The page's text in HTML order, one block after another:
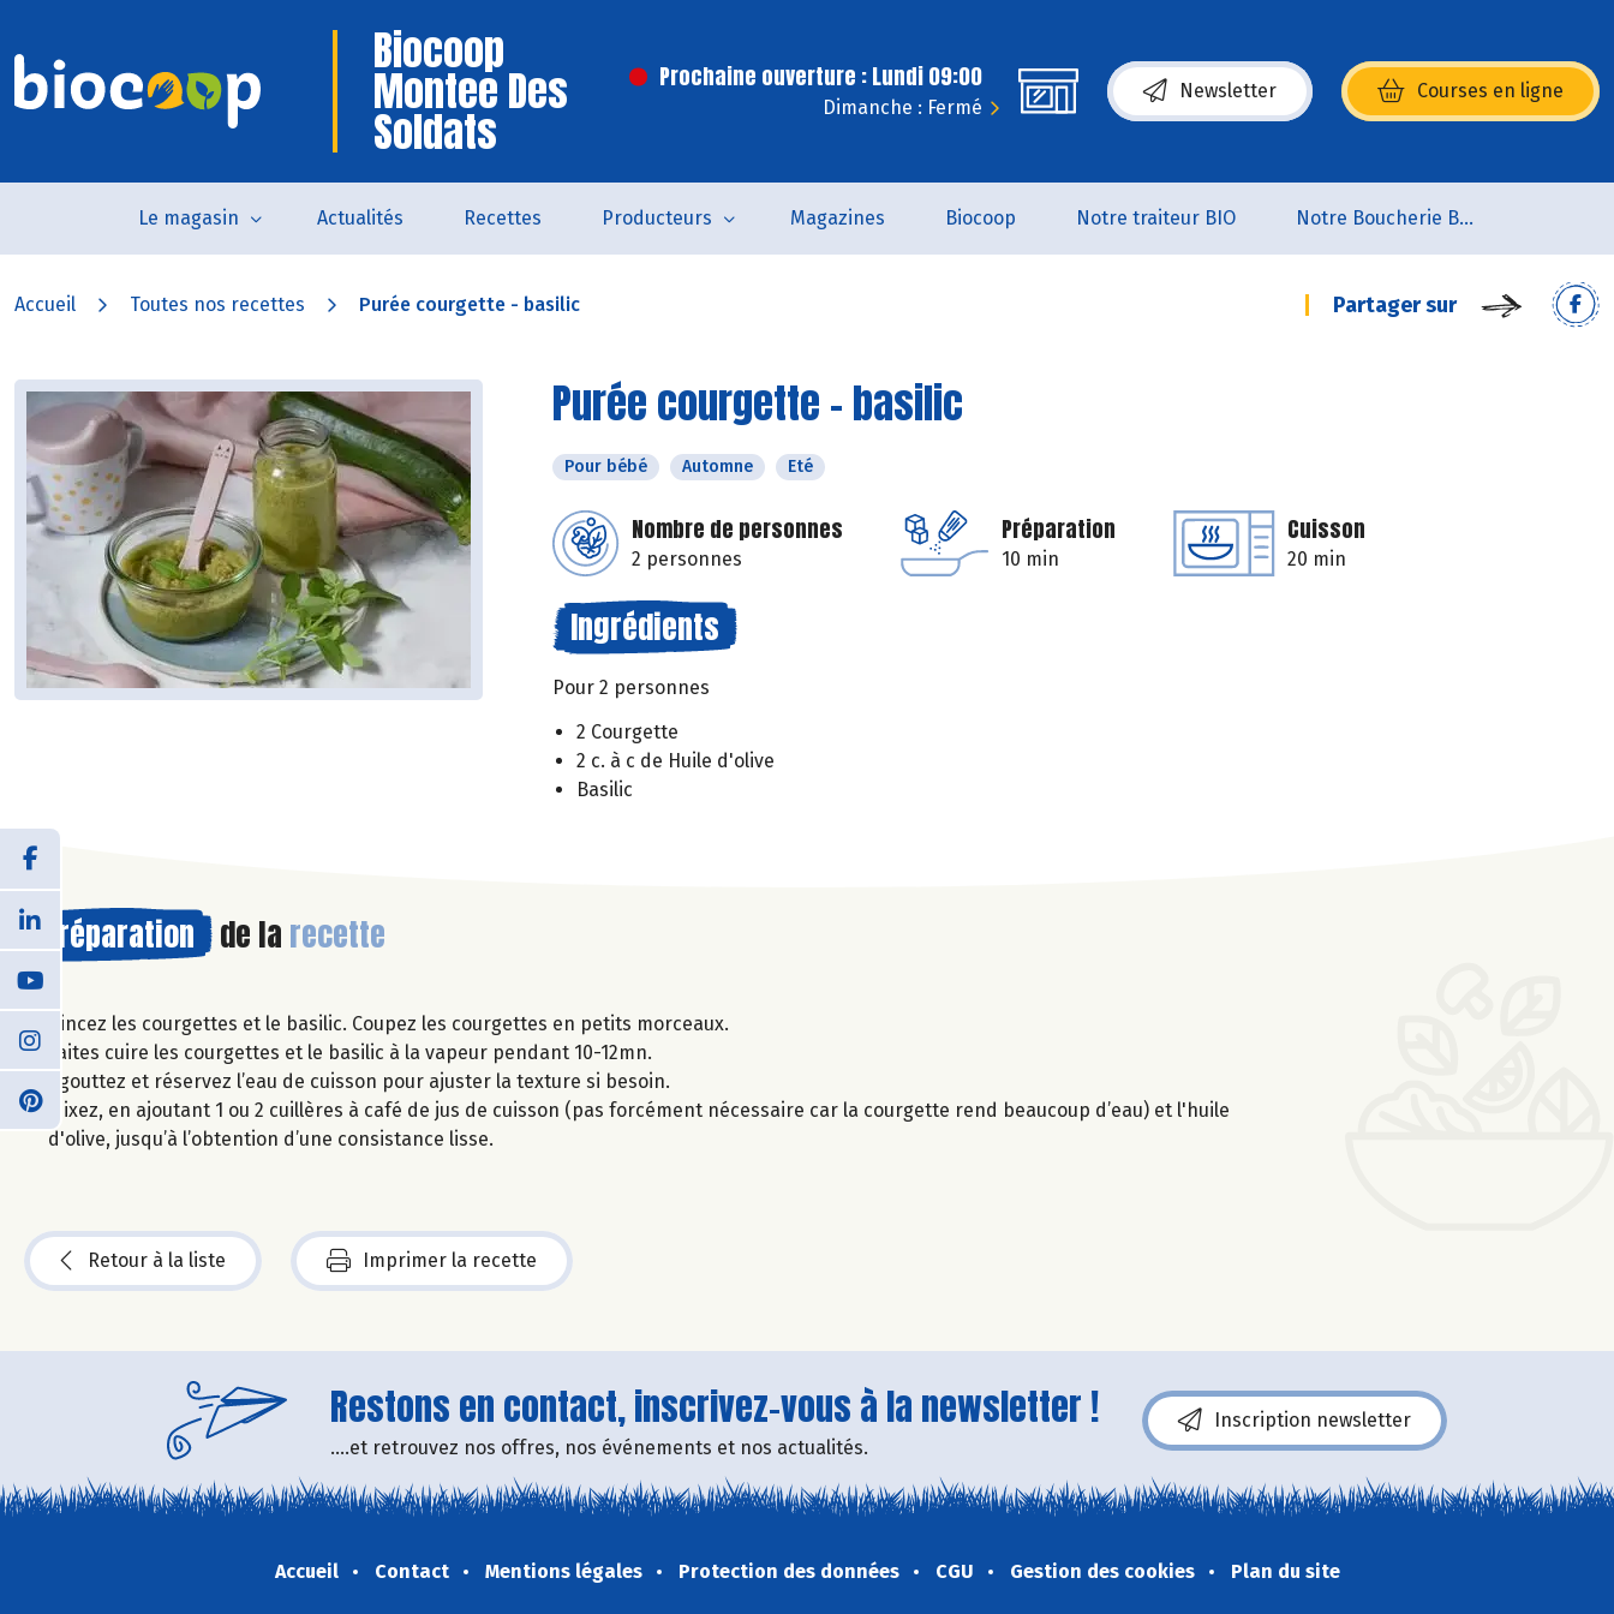
Biocoop
Montee Des
Soldats
Prochaine ouverture : Lundi 09:00
Dimanche : Fermé
Newsletter Courses en ligne
(s’ouvre dans une nouvelle fenêtre)
Le magasin Actualités Recettes Producteurs Magazines Biocoop Notre traiteur BIO Notre Boucherie BIO
Accueil Toutes nos recettes Purée courgette - basilic Partager sur
Purée courgette - basilic
Pour bébé Automne Eté
Nombre de personnes
2 personnes
Préparation
10 min
Cuisson
20 min
Ingrédients
Pour 2 personnes
2 Courgette
2 c. à c de Huile d'olive
Basilic
Préparation de la recette
Rincez les courgettes et le basilic. Coupez les courgettes en petits morceaux.
Faites cuire les courgettes et le basilic à la vapeur pendant 10-12mn.
Egouttez et réservez l’eau de cuisson pour ajuster la texture si besoin.
Mixez, en ajoutant 1 ou 2 cuillères à café de jus de cuisson (pas forcément nécessaire car la courgette rend beaucoup d’eau) et l'huile
d'olive, jusqu’à l’obtention d’une consistance lisse.
Retour à la liste Imprimer la recette
Restons en contact, inscrivez-vous à la newsletter !
....et retrouvez nos offres, nos événements et nos actualités.
Inscription newsletter
Accueil Contact Mentions légales Protection des données CGU Gestion des cookies Plan du site